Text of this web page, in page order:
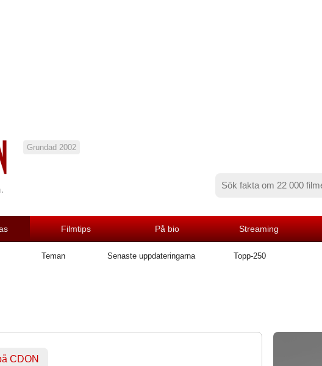
Grundad 2002
Filmtips På bio Streaming
Teman Senaste uppdateringarna Topp-250
CDON